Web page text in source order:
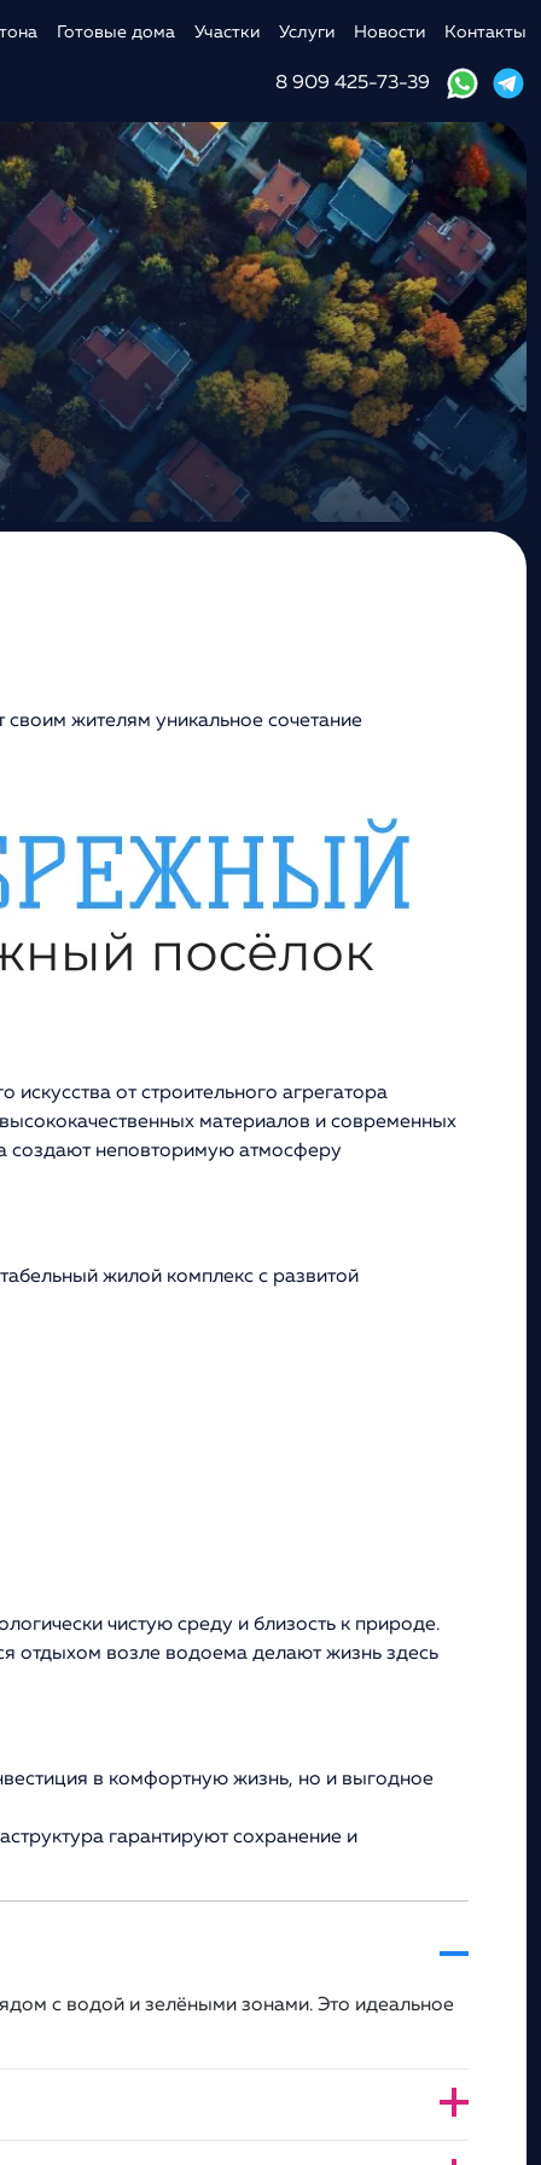
Готовые дома Участки Услуги Новости Контакты
8 909 425-73-39
жителям уникальное сочетание
от строительного агрегатора
материалов и современных
создают неповторимую атмосферу
жилой комплекс с развитой
чистую среду и близость к природе.
отдыхом возле водоема делают жизнь здесь
в комфортную жизнь, но и выгодное
гарантируют сохранение и
с водой и зелёными зонами. Это идеальное